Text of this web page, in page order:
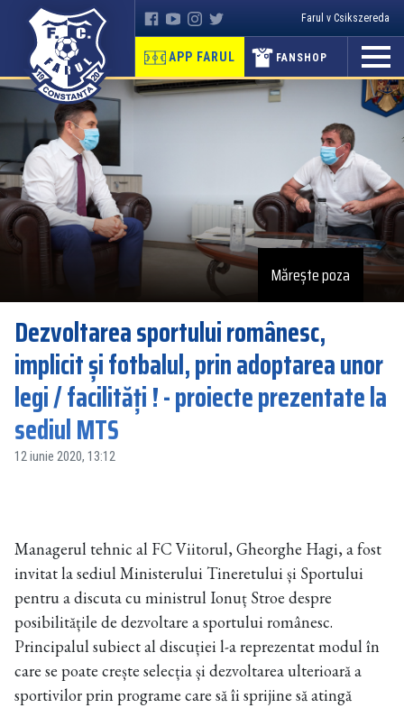
Farul v Csikszereda
APP FARUL FANSHOP
Mărește poza
Dezvoltarea sportului românesc,
implicit și fotbalul, prin adoptarea unor
legi / facilități ! - proiecte prezentate la
sediul MTS
12 iunie 2020, 13:12
Managerul tehnic al FC Viitorul, Gheorghe Hagi, a fost
invitat la sediul Ministerului Tineretului și Sportului
pentru a discuta cu ministrul Ionuț Stroe despre
posibilitățile de dezvoltare a sportului românesc.
Principalul subiect al discuției l-a reprezentat modul în
care se poate crește selecția și dezvoltarea ulterioară a
sportivilor prin programe care să îi sprijine să atingă